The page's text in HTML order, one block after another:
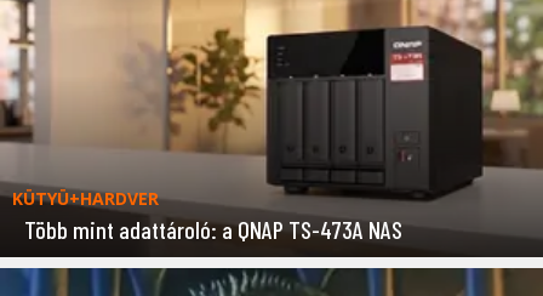
KÜTYÜ+HARDVER
Több mint adattároló: a QNAP TS-473A NAS